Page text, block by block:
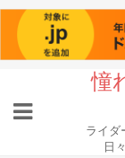
content
憧
ライダ
日